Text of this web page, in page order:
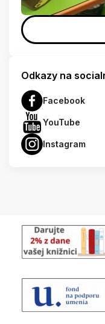
Odkazy na
Facebook
YouTube
Instagram